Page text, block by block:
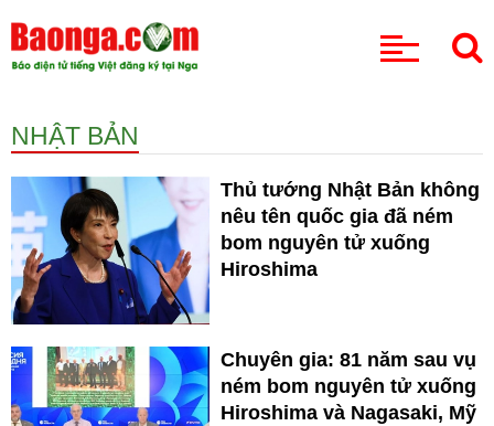
NHẬT BẢN
Thủ tướng Nhật Bản không
nêu tên quốc gia đã ném
bom nguyên tử xuống
Hiroshima
Chuyên gia: 81 năm sau vụ
ném bom nguyên tử xuống
Hiroshima và Nagasaki, Mỹ